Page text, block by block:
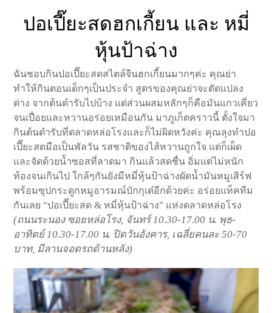
ปอเปี๊ยะสดฮกเกี้ยน และ หมี่
หุ้นป้าฉ่าง
ฉันชอบกินปอเปี๊ยะสดสไตล์จีนฮกเกี้ยนมากๆค่ะ คุณย่า
ทำให้กินตอนเด็กๆเป็นประจำ สูตรของคุณย่าจะดัดแปลง
ต่าง จากต้นตำรับไปบ้าง แต่ส่วนผสมหลักๆก็คือมันแกวเคี่ยว
จนเปื่อยและหวานอร่อยเหมือนกัน มาภูเก็ตคราวนี้ ตั้งใจมา
กินต้นตำรับที่ตลาดหล่อโรงและก็ไม่ผิดหวังค่ะ คุณลุงทำปอ
เปี๊ยะสดมือเป็นพัลวัน รสชาติของไส้หวานถูกใจ แต่ก็เผ็ด
และจัดด้วยน้ำซอสที่ลาดมา กินแล้วสดชื่น อิ่มแต่ไม่หนัก
ท้องจนเกินไป ใกล้ๆกันยังมีหมี่หุ้นป้าฉ่างผัดน้ำมันหมูเสิร์ฟ
พร้อมซุปกระดูกหมูอารมณ์บักกุเต๋อีกด้วยค่ะ อร่อยแท็คทีม
กันเลย “ปอเปี๊ยะสด & หมี่หุ้นป้าฉ่าง” แห่งตลาดหล่อโรง
(ถนนระนอง ซอยหล่อโรง, จันทร์ 10.30-17.00 น. พุธ-
อาทิตย์ 10.30-17.00 น. ปิดวันอังคาร, เฉลี่ยคนละ 50-70
บาท, มีลานจอดรถด้านหลัง)